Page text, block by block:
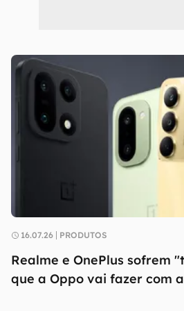
16.07.26 PRODUTOS
Realme e OnePlus sofrem
que a Oppo vai fazer com